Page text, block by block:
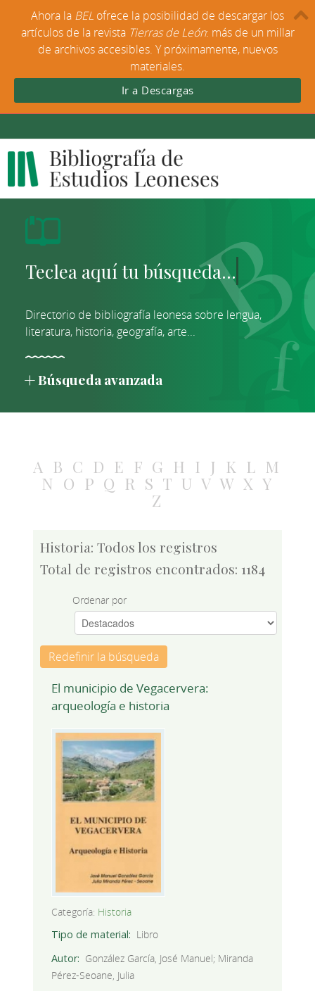
Directorio de bibliografía leonesa sobre lengua,
literatura, historia, geografía, arte...
Búsqueda avanzada
A B C D E F G H I J K L M
N O P Q R S T U V W X Y
Z
Historia: Todos los registros
Total de registros encontrados: 1184
Ordenar por
Redefinir la búsqueda
El municipio de Vegacervera:
arqueología e historia
Categoría: Historia
Tipo de material
Libro
Autor
González García, José Manuel; Miranda
Pérez-Seoane, Julia
Ahora la BEL ofrece la posibilidad de descargar los
artículos de la revista Tierras de León: más de un millar
de archivos accesibles. Y próximamente, nuevos
materiales.
Ir a Descargas